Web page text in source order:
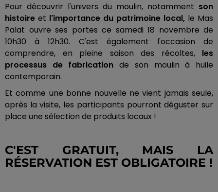
Pour découvrir l'univers du moulin, notamment son
histoire et l'importance du patrimoine local, le Mas
Palat ouvre ses portes ce samedi 18 novembre de
10h30 à 12h30. C'est également l'occasion de
comprendre, en pleine saison des récoltes, les
processus de fabrication de son moulin à huile
contemporain.
Et comme une bonne nouvelle ne vient jamais seule,
après la visite, les participants pourront déguster sur
place une sélection de produits locaux !
C'EST GRATUIT, MAIS LA
RÉSERVATION EST OBLIGATOIRE !